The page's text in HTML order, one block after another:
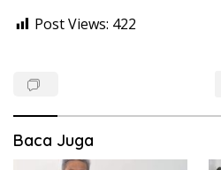
Post Views: 422
Baca Juga